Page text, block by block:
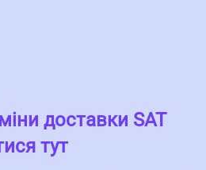
доставки SAT
тут